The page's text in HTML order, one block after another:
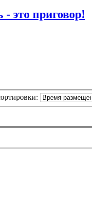
- это приговор!